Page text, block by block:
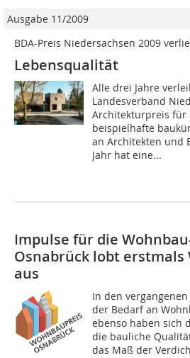
Ausgabe 11/2009
BDA-Preis Niedersachsen 2009
Lebensqualität
Alle drei Jahre
Landesverband
Architekturpreis für
beispielhafte
an Architekten und
Jahr hat eine...
Impulse für die
Osnabrück lobt erstmals
aus
In den
der Bedarf an
ebenso haben sich
die bauliche
das Maß der